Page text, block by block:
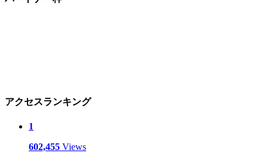
アクセスランキング
1
602,455 Views